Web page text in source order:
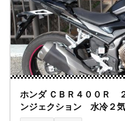
ホンダ ＣＢＲ４００Ｒ
ンジェクション 水冷２